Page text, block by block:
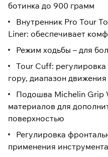
ботинка до 900 грамм
Внутренник Pro Tour
Liner: обеспечивает
Режим ходьбы – для
Tour Cuff:
гору, диапазон
Подошва Michelin Grip
материалов для
поверхностью
Регулировка
применения инструмента